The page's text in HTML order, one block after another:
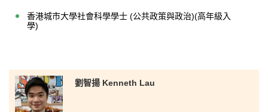
香港城市大學社會科學學士 (公共政策與政治)(高年級入
學)
劉智揚 Kenneth Lau